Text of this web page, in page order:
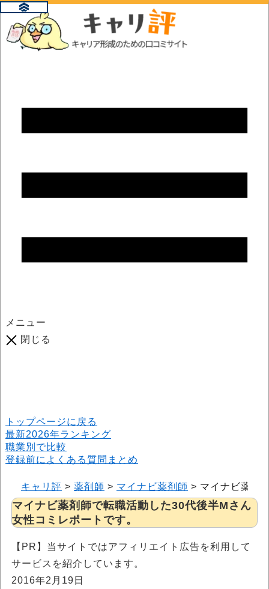
メニュー
閉じる
トップページに戻る
最新2026年ランキング
職業別で比較
登録前によくある質問まとめ
キャリ評 > 薬剤師 > マイナビ薬剤師 > マイナビ薬剤
マイナビ薬剤師で転職活動した30代後半Mさん
女性コミレポートです。
【PR】当サイトではアフィリエイト広告を利用して
サービスを紹介しています。
2016年2月19日